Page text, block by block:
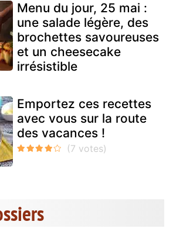
Menu du jour, 25 mai :
une salade légère, des
brochettes savoureuses
et un cheesecake
irrésistible
Emportez ces recettes
avec vous sur la route
des vacances !